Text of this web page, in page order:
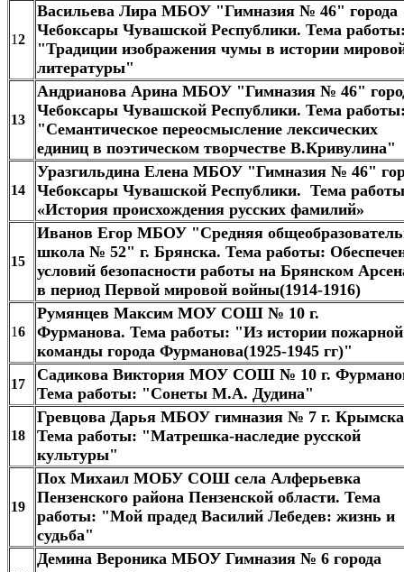
12
Васильева Лира МБОУ "Гимназия № 46" города
Чебоксары Чувашской Республики. Тема
"Традиции изображения чумы в истории
литературы"
13
Андрианова Арина МБОУ "Гимназия № 46"
Чебоксары Чувашской Республики. Тема
"Семантическое переосмысление лексических
единиц в поэтическом творчестве В.Кривулина"
14
Уразгильдина Елена МБОУ "Гимназия № 46"
Чебоксары Чувашской Республики. Тема
«История происхождения русских фамилий»
15
Иванов Егор МБОУ "Средняя
школа № 52" г. Брянска. Тема работы:
условий безопасности работы на Брянском
в период Первой мировой войны(1914-1916)
16
Румянцев Максим МОУ СОШ № 10 г.
Фурманова. Тема работы: "Из истории пожарной
команды города Фурманова(1925-1945 гг)"
17
Садикова Виктория МОУ СОШ № 10 г.
Тема работы: "Сонеты М.А. Дудина"
18
Гревцова Дарья МБОУ гимназия № 7 г.
Тема работы: "Матрешка-наследие русской
культуры"
19
Пох Михаил МОБУ СОШ села Алферьевка
Пензенского района Пензенской области. Тема
работы: "Мой прадед Василий Лебедев: жизнь и
судьба"
Демина Вероника МБОУ Гимназия № 6 города